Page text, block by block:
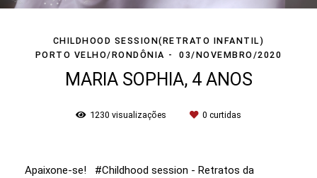
CHILDHOOD SESSION(RETRATO INFANTIL)
PORTO VELHO/RONDÔNIA
03/NOVEMBRO/2020
MARIA SOPHIA, 4 ANOS
1230 visualizações 0 curtidas
Apaixone-se! #Childhood session - Retratos da